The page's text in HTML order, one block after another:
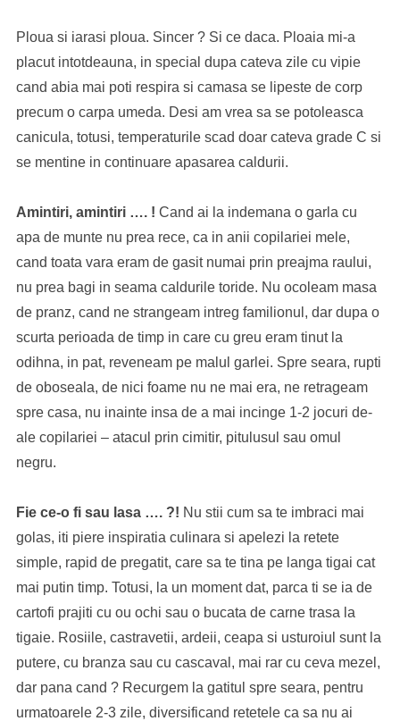
Ploua si iarasi ploua. Sincer ? Si ce daca. Ploaia mi-a
placut intotdeauna, in special dupa cateva zile cu vipie
cand abia mai poti respira si camasa se lipeste de corp
precum o carpa umeda. Desi am vrea sa se potoleasca
canicula, totusi, temperaturile scad doar cateva grade C si
se mentine in continuare apasarea caldurii.
Amintiri, amintiri …. ! Cand ai la indemana o garla cu
apa de munte nu prea rece, ca in anii copilariei mele,
cand toata vara eram de gasit numai prin preajma raului,
nu prea bagi in seama caldurile toride. Nu ocoleam masa
de pranz, cand ne strangeam intreg familionul, dar dupa o
scurta perioada de timp in care cu greu eram tinut la
odihna, in pat, reveneam pe malul garlei. Spre seara, rupti
de oboseala, de nici foame nu ne mai era, ne retrageam
spre casa, nu inainte insa de a mai incinge 1-2 jocuri de-
ale copilariei – atacul prin cimitir, pitulusul sau omul
negru.
Fie ce-o fi sau lasa …. ?! Nu stii cum sa te imbraci mai
golas, iti piere inspiratia culinara si apelezi la retete
simple, rapid de pregatit, care sa te tina pe langa tigai cat
mai putin timp. Totusi, la un moment dat, parca ti se ia de
cartofi prajiti cu ou ochi sau o bucata de carne trasa la
tigaie. Rosiile, castravetii, ardeii, ceapa si usturoiul sunt la
putere, cu branza sau cu cascaval, mai rar cu ceva mezel,
dar pana cand ? Recurgem la gatitul spre seara, pentru
urmatoarele 2-3 zile, diversificand retetele ca sa nu ai